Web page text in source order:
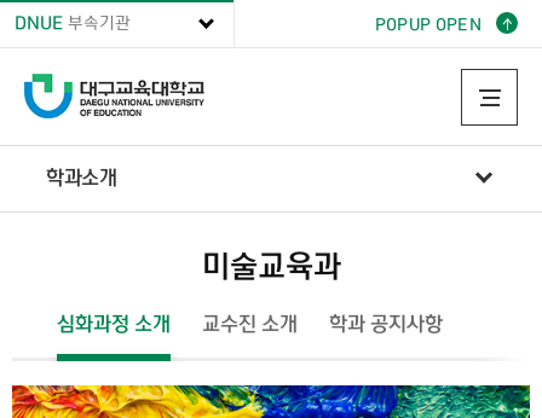
POPUP OPEN
DNUE 부속기관
학과소개
미술교육과
심화과정 소개 교수진 소개 학과 공지사항